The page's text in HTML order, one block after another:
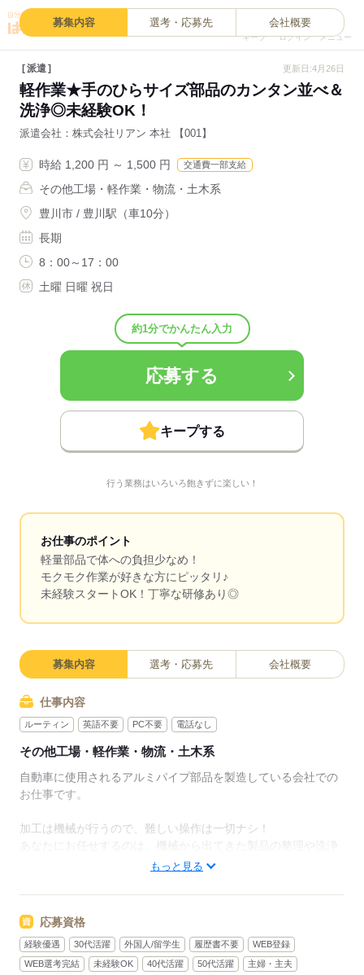
キープ ログイン メニュー
募集内容 選考・応募先 会社概要
派遣 更新日:4月26日
軽作業★手のひらサイズ部品のカンタン並べ＆
洗浄◎未経験OK！
派遣会社 株式会社リアン 本社 【001】
時給 1,200 円 ～ 1,500 円 交通費一部支給
その他工場・軽作業・物流・土木系
豊川市 / 豊川駅（車10分）
長期
8：00～17：00
土曜 日曜 祝日
約1分でかんたん入力
応募する
キープする
行う業務はいろいろ飽きずに楽しい！
お仕事のポイント
軽量部品で体への負担少なめ！
モクモク作業が好きな方にピッタリ♪
未経験スタートOK！丁寧な研修あり◎
募集内容 選考・応募先 会社概要
仕事内容
ルーティン 英語不要 PC不要 電話なし
その他工場・軽作業・物流・土木系
自動車に使用されるアルミパイプ部品を製造している会社での
お仕事です。
加工は機械が行うので、難しい操作は一切ナシ！
あなたにお任せするのは、機械から出てきた製品の整理や洗浄
【主な作業内容】
1.加工が終わった製品を並べる
2. 洗浄かごに入れる
3. 加工機械にエアをかけてホコリを飛ばす
もっと見る
応募資格
経験優遇 30代活躍 外国人/留学生 履歴書不要
WEB登録
WEB選考完結
未経験OK 40代活躍 50代活躍
主婦・主夫